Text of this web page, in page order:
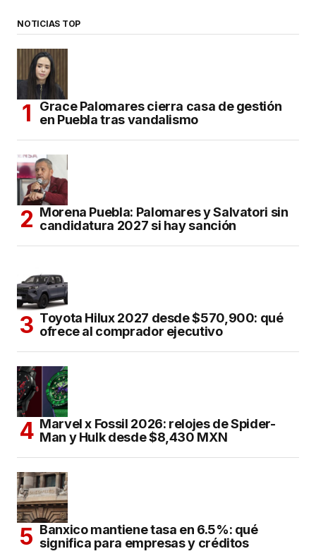
NOTICIAS TOP
Grace Palomares cierra casa de gestión
en Puebla tras vandalismo
Morena Puebla: Palomares y Salvatori sin
candidatura 2027 si hay sanción
Toyota Hilux 2027 desde $570,900: qué
ofrece al comprador ejecutivo
Marvel x Fossil 2026: relojes de Spider-
Man y Hulk desde $8,430 MXN
Banxico mantiene tasa en 6.5%: qué
significa para empresas y créditos